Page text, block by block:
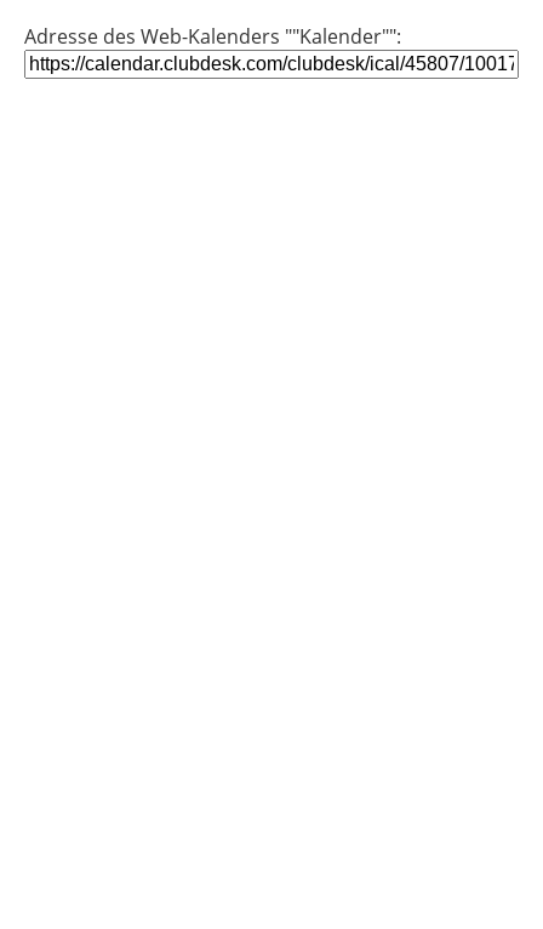
Adresse des Web-Kalenders ""Kalender"":